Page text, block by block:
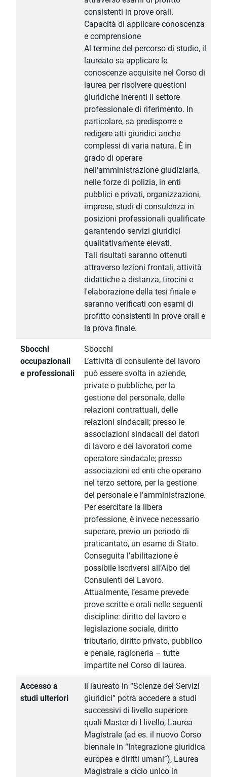
consistenti in prove orali.
Capacità di applicare conoscenza
e comprensione
Al termine del percorso di studio, il
laureato sa applicare le
conoscenze acquisite nel Corso di
laurea per risolvere questioni
giuridiche inerenti il settore
professionale di riferimento. In
particolare, sa predisporre e
redigere atti giuridici anche
complessi di varia natura. È in
grado di operare
nell'amministrazione giudiziaria,
nelle forze di polizia, in enti
pubblici e privati, organizzazioni,
imprese, studi di consulenza in
posizioni professionali qualificate
garantendo servizi giuridici
qualitativamente elevati.
Tali risultati saranno ottenuti
attraverso lezioni frontali, attività
didattiche a distanza, tirocini e
l'elaborazione della tesi finale e
saranno verificati con esami di
profitto consistenti in prove orali e
la prova finale.
Sbocchi
occupazionali
e professionali
Sbocchi
L’attività di consulente del lavoro
può essere svolta in aziende,
private o pubbliche, per la
gestione del personale, delle
relazioni contrattuali, delle
relazioni sindacali; presso le
associazioni sindacali dei datori
di lavoro e dei lavoratori come
operatore sindacale; presso
associazioni ed enti che operano
nel terzo settore, per la gestione
del personale e l'amministrazione.
Per esercitare la libera
professione, è invece necessario
superare, previo un periodo di
praticantato, un esame di Stato.
Conseguita l’abilitazione è
possibile iscriversi all’Albo dei
Consulenti del Lavoro.
Attualmente, l’esame prevede
prove scritte e orali nelle seguenti
discipline: diritto del lavoro e
legislazione sociale, diritto
tributario, diritto privato, pubblico
e penale, ragioneria – tutte
impartite nel Corso di laurea.
Accesso a
studi ulteriori
Il laureato in “Scienze dei Servizi
giuridici” potrà accedere a studi
successivi di livello superiore
quali Master di I livello, Laurea
Magistrale (ad es. il nuovo Corso
biennale in “Integrazione giuridica
europea e diritti umani”), Laurea
Magistrale a ciclo unico in